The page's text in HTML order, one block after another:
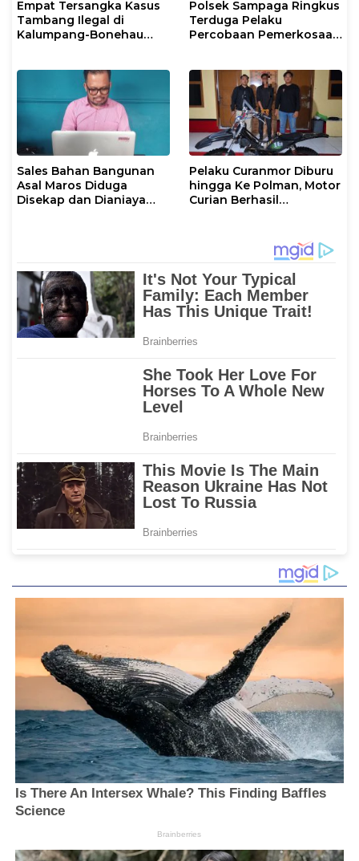
Empat Tersangka Kasus
Tambang Ilegal di
Kalumpang-Bonehau
Polsek Sampaga Ringkus
Terduga Pelaku
Percobaan Pemerkosaan
Sales Bahan Bangunan
Asal Maros Diduga
Disekap dan Dianiaya
Pelaku Curanmor Diburu
hingga Ke Polman, Motor
Curian Berhasil